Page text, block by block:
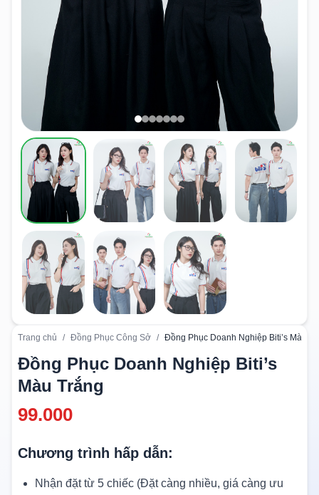
Trang chủ / Đồng Phục Công Sở / Đồng Phục Doanh Nghiệp Biti’s Màu
Đồng Phục Doanh Nghiệp Biti’s
Màu Trắng
99.000
Chương trình hấp dẫn:
Nhận đặt từ 5 chiếc (Đặt càng nhiều, giá càng ưu